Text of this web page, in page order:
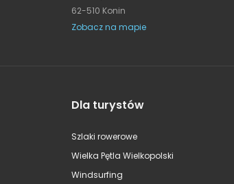
62-510 Konin
Zobacz na mapie
Dla turystów
Szlaki rowerowe
Wielka Pętla Wielkopolski
Windsurfing